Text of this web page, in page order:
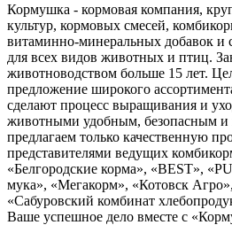
Кормушка - кормовая компания,
культур, кормовых смесей,
витаминно-минеральных добавок и
для всех видов животных и птиц.
животноводством больше 15 лет.
предложение широкого
сделают процесс выращивания и
животными удобным, безопасным
предлагаем только качественную
представителями ведущих
«Белгородские корма», «BEST»,
мука», «Мегакорм», «Котовск
«Сабуровский комбинат
Ваше успешное дело вместе с